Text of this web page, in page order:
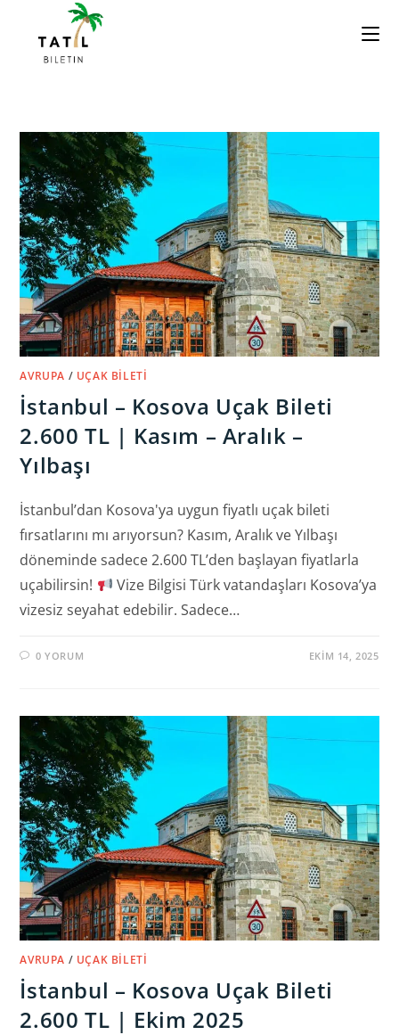
content
AVRUPA / UÇAK BILETI
İstanbul – Kosova Uçak Bileti
2.600 TL | Kasım – Aralık –
Yılbaşı
İstanbul’dan Kosova'ya uygun fiyatlı uçak bileti
fırsatlarını mı arıyorsun? Kasım, Aralık ve Yılbaşı
döneminde sadece 2.600 TL’den başlayan fiyatlarla
uçabilirsin!
Vize Bilgisi Türk vatandaşları Kosova’ya
vizesiz seyahat edebilir. Sadece…
0 YORUM EKIM 14, 2025
AVRUPA / UÇAK BILETI
İstanbul – Kosova Uçak Bileti
2.600 TL | Ekim 2025